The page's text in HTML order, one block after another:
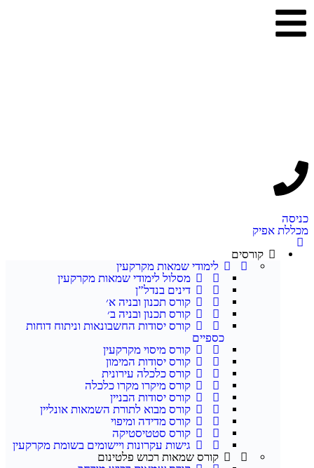
קורסים
לימודי שמאות מקרקעין
מסלול לימודי שמאות מקרקעין
דינים בנדל”ן
קורס תכנון ובניה א׳
קורס תכנון ובניה ב׳
קורס יסודות החשבונאות וניתוח דוחות
קורס מיסוי מקרקעין
קורס יסודות המימון
קורס כלכלה עירונית
קורס מיקרו מקרו כלכלה
קורס יסודות הבניין
קורס מבוא לתורת השמאות אונליין
קורס מדידה ומיפוי
קורס סטטיסטיקה
גישות עקרונות ויישומים בשומת מקרקעין
קורס שמאות רכוש פלטינום